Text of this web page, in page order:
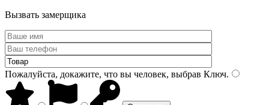
Вызвать замерщика
Пожалуйста, докажите, что вы человек, выбрав Ключ.